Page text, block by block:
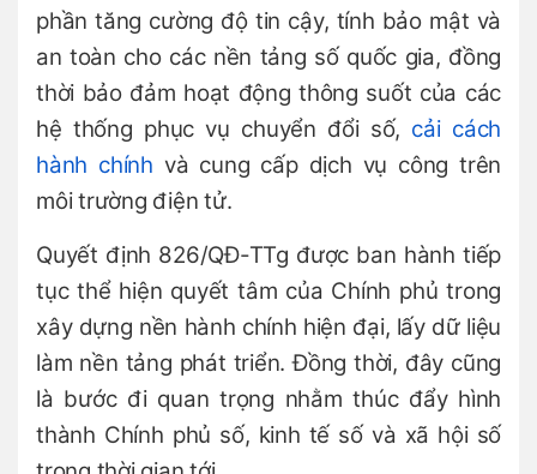
phần tăng cường độ tin cậy, tính bảo mật và
an toàn cho các nền tảng số quốc gia, đồng
thời bảo đảm hoạt động thông suốt của các
hệ thống phục vụ chuyển đổi số, cải cách
hành chính và cung cấp dịch vụ công trên
môi trường điện tử.
Quyết định 826/QĐ-TTg được ban hành tiếp
tục thể hiện quyết tâm của Chính phủ trong
xây dựng nền hành chính hiện đại, lấy dữ liệu
làm nền tảng phát triển. Đồng thời, đây cũng
là bước đi quan trọng nhằm thúc đẩy hình
thành Chính phủ số, kinh tế số và xã hội số